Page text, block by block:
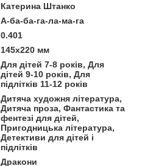
Катерина Штанко
А-ба-ба-га-ла-ма-га
0.401
145х220 мм
Для дітей 7-8 років, Для
дітей 9-10 років, Для
підлітків 11-12 років
Дитяча художня література,
Дитяча проза, Фантастика та
фентезі для дітей,
Пригодницька література,
Детективи для дітей і
підлітків
Дракони